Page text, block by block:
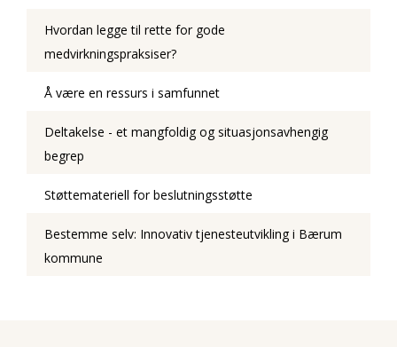
Hvordan legge til rette for gode
medvirkningspraksiser?
Å være en ressurs i samfunnet
Deltakelse - et mangfoldig og situasjonsavhengig
begrep
Støttemateriell for beslutningsstøtte
Bestemme selv: Innovativ tjenesteutvikling i Bærum
kommune